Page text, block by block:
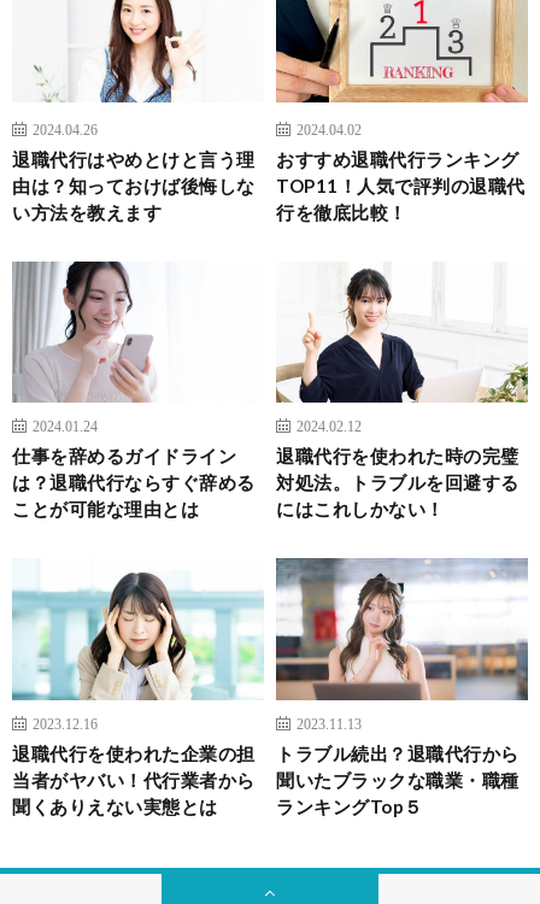
2024.04.26
退職代行はやめとけと言う理
由は？知っておけば後悔しな
い方法を教えます
2024.04.02
おすすめ退職代行ランキング
TOP11！人気で評判の退職代
行を徹底比較！
2024.01.24
仕事を辞めるガイドライン
は？退職代行ならすぐ辞める
ことが可能な理由とは
2024.02.12
退職代行を使われた時の完璧
対処法。トラブルを回避する
にはこれしかない！
2023.12.16
退職代行を使われた企業の担
当者がヤバい！代行業者から
聞くありえない実態とは
2023.11.13
トラブル続出？退職代行から
聞いたブラックな職業・職種
ランキングTop５